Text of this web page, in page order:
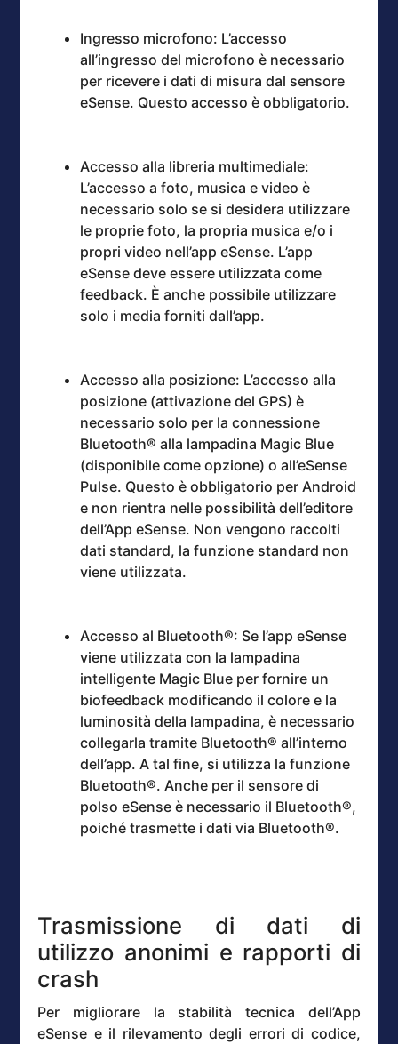
Ingresso microfono: L’accesso
all’ingresso del microfono è necessario
per ricevere i dati di misura dal sensore
eSense. Questo accesso è obbligatorio.
Accesso alla libreria multimediale:
L’accesso a foto, musica e video è
necessario solo se si desidera utilizzare
le proprie foto, la propria musica e/o i
propri video nell’app eSense. L’app
eSense deve essere utilizzata come
feedback. È anche possibile utilizzare
solo i media forniti dall’app.
Accesso alla posizione: L’accesso alla
posizione (attivazione del GPS) è
necessario solo per la connessione
Bluetooth® alla lampadina Magic Blue
(disponibile come opzione) o all’eSense
Pulse. Questo è obbligatorio per Android
e non rientra nelle possibilità dell’editore
dell’App eSense. Non vengono raccolti
dati standard, la funzione standard non
viene utilizzata.
Accesso al Bluetooth®: Se l’app eSense
viene utilizzata con la lampadina
intelligente Magic Blue per fornire un
biofeedback modificando il colore e la
luminosità della lampadina, è necessario
collegarla tramite Bluetooth® all’interno
dell’app. A tal fine, si utilizza la funzione
Bluetooth®. Anche per il sensore di
polso eSense è necessario il Bluetooth®,
poiché trasmette i dati via Bluetooth®.
Trasmissione di dati di
utilizzo anonimi e rapporti di
crash
Per migliorare la stabilità tecnica dell’App
eSense e il rilevamento degli errori di codice,